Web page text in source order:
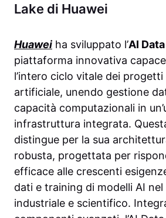
Lake di Huawei
Huawei ha sviluppato l’AI
piattaforma innovativa
l’intero ciclo vitale dei
artificiale, unendo gestione
capacità computazionali in
infrastruttura integrata.
distingue per la sua
robusta, progettata per
efficace alle crescenti
dati e training di modelli AI
industriale e scientifico.